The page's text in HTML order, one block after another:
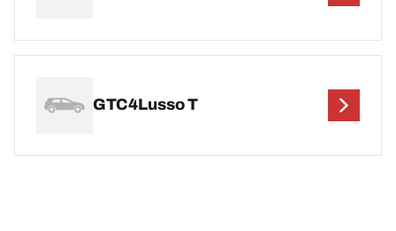
GTC4Lusso T